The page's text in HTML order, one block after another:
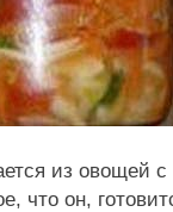
из овощей
что он,